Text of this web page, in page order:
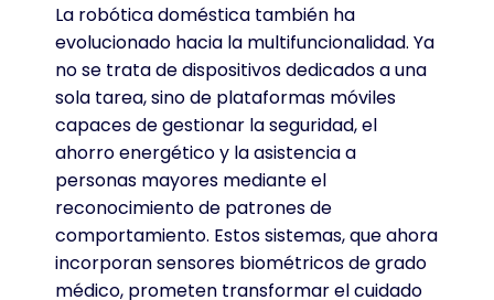
La robótica doméstica también ha
evolucionado hacia la multifuncionalidad. Ya
no se trata de dispositivos dedicados a una
sola tarea, sino de plataformas móviles
capaces de gestionar la seguridad, el
ahorro energético y la asistencia a
personas mayores mediante el
reconocimiento de patrones de
comportamiento. Estos sistemas, que ahora
incorporan sensores biométricos de grado
médico, prometen transformar el cuidado